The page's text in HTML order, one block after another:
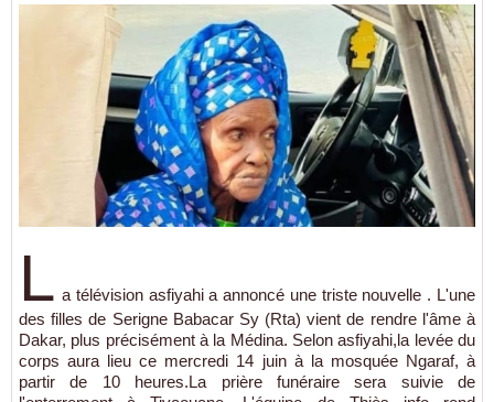
L a télévision asfiyahi a annoncé une triste nouvelle . L'une
des filles de Serigne Babacar Sy (Rta) vient de rendre l'âme à
Dakar, plus précisément à la Médina. Selon asfiyahi,la levée du
corps aura lieu ce mercredi 14 juin à la mosquée Ngaraf, à
partir de 10 heures.La prière funéraire sera suivie de